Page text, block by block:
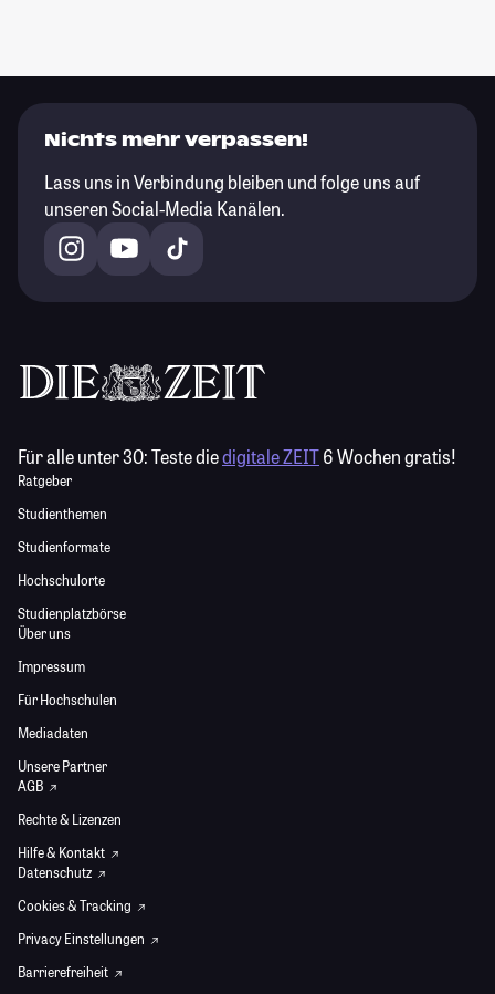
Nichts mehr verpassen!
Lass uns in Verbindung bleiben und folge uns auf
unseren Social-Media Kanälen.
Für alle unter 30:Teste diedigitale ZEIT6 Wochen gratis!
Ratgeber
Studienthemen
Studienformate
Hochschulorte
Studienplatzbörse
Über uns
Impressum
Für Hochschulen
Mediadaten
Unsere Partner
AGB
Rechte & Lizenzen
Hilfe & Kontakt
Datenschutz
Cookies & Tracking
Privacy Einstellungen
Barrierefreiheit